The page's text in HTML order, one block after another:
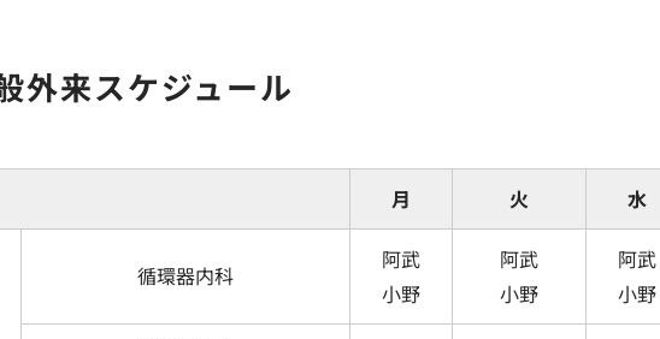
外来スケジュール
月 火 水
循環器内科
阿武
小野
阿武
小野
阿武
小野